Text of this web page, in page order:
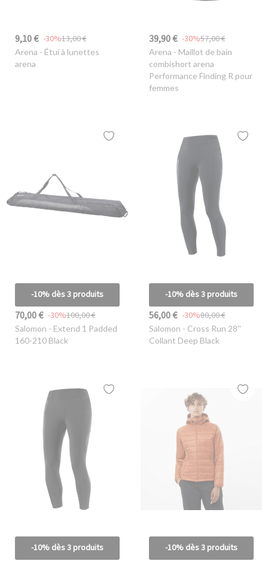
9,10 € 13,00 €
-30%
Arena - Étui à lunettes
arena
39,90 € 57,00 €
-30%
Arena - Maillot de bain
combishort arena
Performance Finding R pour
femmes
-10% dès 3 produits
70,00 € 100,00 €
-30%
Salomon - Extend 1 Padded
160-210 Black
-10% dès 3 produits
56,00 € 80,00 €
-30%
Salomon - Cross Run 28''
Collant Deep Black
-10% dès 3 produits -10% dès 3 produits